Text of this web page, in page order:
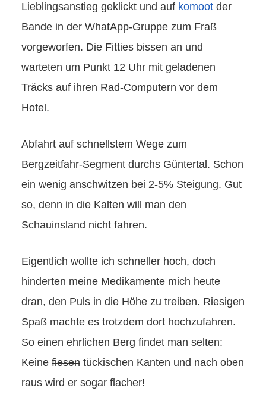
Lieblingsanstieg geklickt und auf komoot der
Bande in der WhatApp-Gruppe zum Fraß
vorgeworfen. Die Fitties bissen an und
warteten um Punkt 12 Uhr mit geladenen
Träcks auf ihren Rad-Computern vor dem
Hotel.
Abfahrt auf schnellstem Wege zum
Bergzeitfahr-Segment durchs Güntertal. Schon
ein wenig anschwitzen bei 2-5% Steigung. Gut
so, denn in die Kalten will man den
Schauinsland nicht fahren.
Eigentlich wollte ich schneller hoch, doch
hinderten meine Medikamente mich heute
dran, den Puls in die Höhe zu treiben. Riesigen
Spaß machte es trotzdem dort hochzufahren.
So einen ehrlichen Berg findet man selten:
Keine fiesen tückischen Kanten und nach oben
raus wird er sogar flacher!